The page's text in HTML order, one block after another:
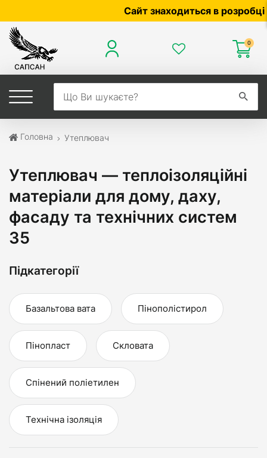
Сайт знаходиться в розробці — по
0
Головна Утеплювач
Утеплювач — теплоізоляційні
матеріали для дому, даху,
фасаду та технічних систем
35
Підкатегорії
Базальтова вата Пінополістирол
Пінопласт Скловата
Спінений поліетилен
Технічна ізоляція